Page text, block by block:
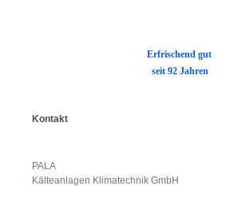
Erfrischend gut
seit 92 Jahren
Kontakt
PALA
Kälteanlagen Klimatechnik GmbH